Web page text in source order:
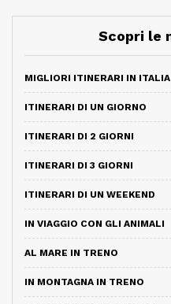
Scopri le
MIGLIORI ITINERARI IN ITALIA
ITINERARI DI UN GIORNO
ITINERARI DI 2 GIORNI
ITINERARI DI 3 GIORNI
ITINERARI DI UN WEEKEND
IN VIAGGIO CON GLI ANIMALI
AL MARE IN TRENO
IN MONTAGNA IN TRENO